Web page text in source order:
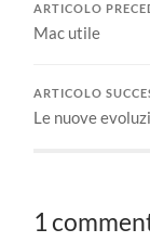
ARTICOLO
Mac utile
ARTICOLO
Le nuove
1